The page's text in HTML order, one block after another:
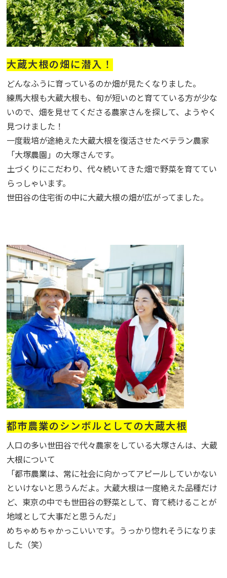
大蔵大根の畑に潜入！
どんなふうに育っているのか畑が見たくなりました。
練馬大根も大蔵大根も、旬が短いのと育てている方が少な
いので、畑を見せてくださる農家さんを探して、ようやく
見つけました！
一度栽培が途絶えた大蔵大根を復活させたベテラン農家
「大塚農園」の大塚さんです。
土づくりにこだわり、代々続いてきた畑で野菜を育ててい
らっしゃいます。
世田谷の住宅街の中に大蔵大根の畑が広がってました。
都市農業のシンボルとしての大蔵大根
人口の多い世田谷で代々農家をしている大塚さんは、大蔵
大根について
「都市農業は、常に社会に向かってアピールしていかない
といけないと思うんだよ。大蔵大根は一度絶えた品種だけ
ど、東京の中でも世田谷の野菜として、育て続けることが
地域として大事だと思うんだ」
めちゃめちゃかっこいいです。うっかり惚れそうになりま
した（笑）